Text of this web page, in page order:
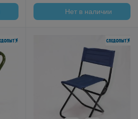
Нет в наличии